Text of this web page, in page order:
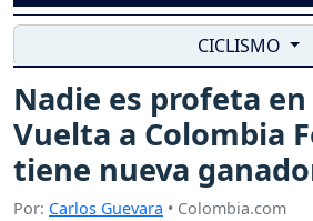
CICLISMO
Nadie es profeta
Vuelta a Colombia
tiene nueva
Por: Carlos Guevara • Colombia.com